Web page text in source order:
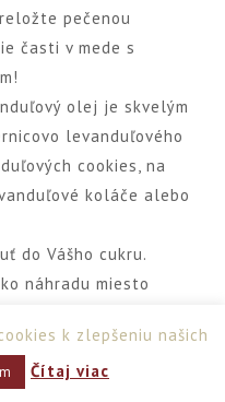
pečenou
časti v mede s
olej je skvelým
levanduľového
cookies, na
koláče alebo
do Vášho cukru.
náhradu miesto
olej na polevu,
príchuť v čaji alebo
k zlepšeniu našich
Čítaj viac